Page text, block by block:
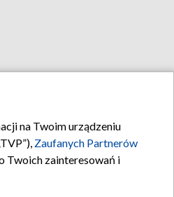
na Twoim urządzeniu
Zaufanych Partnerów
Twoich zainteresowań i